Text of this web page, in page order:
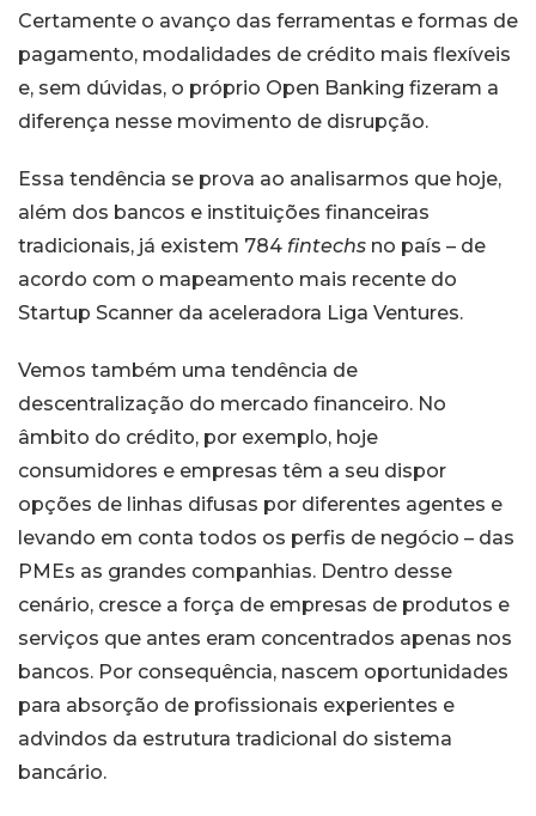
Certamente o avanço das ferramentas e formas de
pagamento, modalidades de crédito mais flexíveis
e, sem dúvidas, o próprio Open Banking fizeram a
diferença nesse movimento de disrupção.
Essa tendência se prova ao analisarmos que hoje,
além dos bancos e instituições financeiras
tradicionais, já existem 784 fintechs no país – de
acordo com o mapeamento mais recente do
Startup Scanner da aceleradora Liga Ventures.
Vemos também uma tendência de
descentralização do mercado financeiro. No
âmbito do crédito, por exemplo, hoje
consumidores e empresas têm a seu dispor
opções de linhas difusas por diferentes agentes e
levando em conta todos os perfis de negócio – das
PMEs as grandes companhias. Dentro desse
cenário, cresce a força de empresas de produtos e
serviços que antes eram concentrados apenas nos
bancos. Por consequência, nascem oportunidades
para absorção de profissionais experientes e
advindos da estrutura tradicional do sistema
bancário.